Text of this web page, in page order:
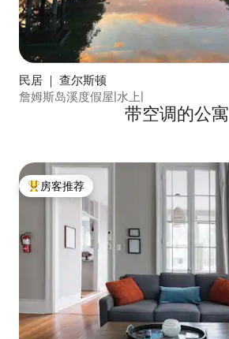
民居 ｜ 查尔斯顿
詹姆斯岛溪度假屋|水上|
带空调的公寓
热门「房客推荐」
房客推荐